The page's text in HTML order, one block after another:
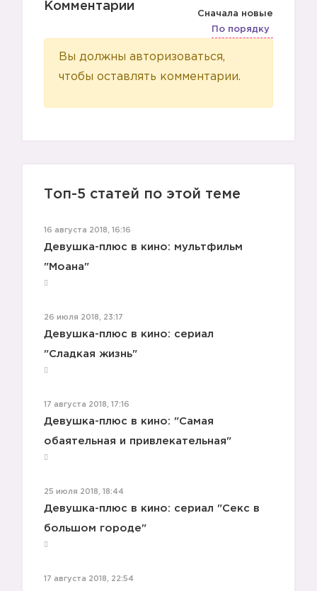
Комментарии
Сначала новые
По порядку
Вы должны авторизоваться,
чтобы оставлять комментарии.
Топ-5 статей по этой теме
16 августа 2018, 16:16
Девушка-плюс в кино: мультфильм
"Моана"
26 июля 2018, 23:17
Девушка-плюс в кино: сериал
"Сладкая жизнь"
17 августа 2018, 17:16
Девушка-плюс в кино: "Самая
обаятельная и привлекательная"
25 июля 2018, 18:44
Девушка-плюс в кино: сериал "Секс в
большом городе"
17 августа 2018, 22:54